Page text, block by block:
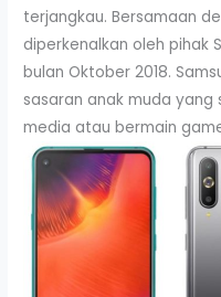
terjangkau. Bersamaan
diperkenalkan oleh pihak
bulan Oktober 2018.
sasaran anak muda yang
media atau bermain